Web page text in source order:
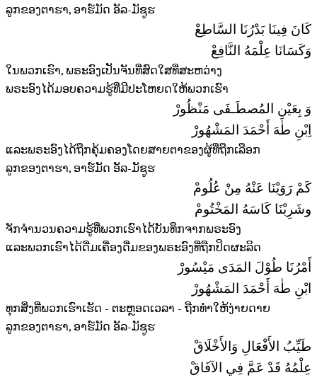
ລູກຂອງຕາຮາ, ອາຮ໌ມັດ ອັລ-ມັຊູຮ
كَانَ فِينَا بَدْرُنَا السَّاطِعْ
وَكَسَانَا عِلْمَهُ النَّافِعْ
ໃນພວກເຮົາ, ພຣະອົງເປັນຈັນທີ່ສົດໃສທີ່ສະຫວ່າງ
ພຣະອົງໄດ້ມອບຄວາມຮູ້ທີ່ມີປະໂຫຍດໃຫ້ພວກເຮົາ
وَ بِعَيْنِ المُصطَـفَى مَنْظُورْ
اِبْنِ طٰهَ أَحْمَدَ المَشْهُورْ
ແລະພຣະອົງໄດ້ຖືກຄຸ້ມຄອງໂດຍສາຍຕາຂອງຜູ້ທີ່ຖືກເລືອກ
ລູກຂອງຕາຮາ, ອາຮ໌ມັດ ອັລ-ມັຊູຮ
كَمْ رَوَيْنَا عَنْهُ مِنْ عُلُومْ
وشَرِبْنَا كَاسَهُ المَخْتُومْ
ຈັກຈຳນວນຄວາມຮູ້ທີ່ພວກເຮົາໄດ້ບັນທຶກຈາກພຣະອົງ
ແລະພວກເຮົາໄດ້ດື່ມເຄື່ອງດື່ມຂອງພຣະອົງທີ່ຖືກປິດຜະລິດ
أَمْرُنَا طُوْلَ المَدَى مَيْسُورْ
ابْنِ طٰهَ أَحْمَدَ المَشْهُورْ
ທຸກສິ່ງທີ່ພວກເຮົາເຮັດ - ຕະຫຼອດເວລາ - ຖືກທຳໃຫ້ງ່າຍດາຍ
ລູກຂອງຕາຮາ, ອາຮ໌ມັດ ອັລ-ມັຊູຮ
طَيِّبُ الأَفْعَالِ وَالأَخْلَاقْ
عِلْمُهُ قَدْ عَمَّ فِي الآفَاقْ